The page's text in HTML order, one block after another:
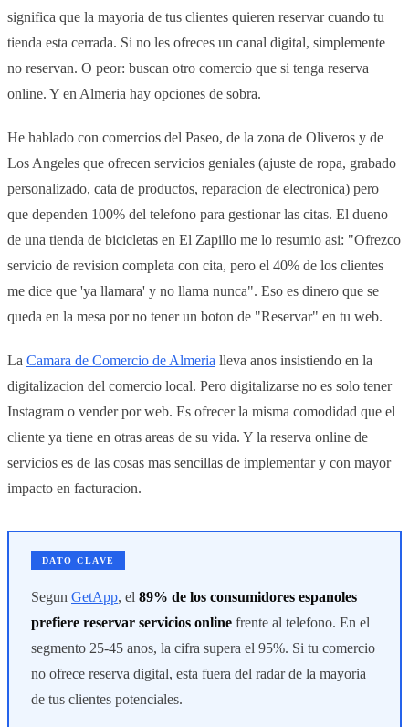
significa que la mayoria de tus clientes quieren reservar cuando tu
tienda esta cerrada. Si no les ofreces un canal digital, simplemente
no reservan. O peor: buscan otro comercio que si tenga reserva
online. Y en Almeria hay opciones de sobra.
He hablado con comercios del Paseo, de la zona de Oliveros y de
Los Angeles que ofrecen servicios geniales (ajuste de ropa, grabado
personalizado, cata de productos, reparacion de electronica) pero
que dependen 100% del telefono para gestionar las citas. El dueno
de una tienda de bicicletas en El Zapillo me lo resumio asi: "Ofrezco
servicio de revision completa con cita, pero el 40% de los clientes
me dice que 'ya llamara' y no llama nunca". Eso es dinero que se
queda en la mesa por no tener un boton de "Reservar" en tu web.
La Camara de Comercio de Almeria lleva anos insistiendo en la
digitalizacion del comercio local. Pero digitalizarse no es solo tener
Instagram o vender por web. Es ofrecer la misma comodidad que el
cliente ya tiene en otras areas de su vida. Y la reserva online de
servicios es de las cosas mas sencillas de implementar y con mayor
impacto en facturacion.
DATO CLAVE
Segun GetApp, el 89% de los consumidores espanoles
prefiere reservar servicios online frente al telefono. En el
segmento 25-45 anos, la cifra supera el 95%. Si tu comercio
no ofrece reserva digital, esta fuera del radar de la mayoria
de tus clientes potenciales.